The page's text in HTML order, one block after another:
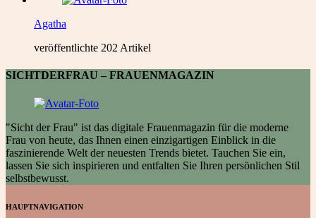
Agatha
veröffentlichte 202 Artikel
SICHTDERFRAU – FRAUENMAGAZIN
"Sicht der Frau" ist das digitale Frauenmagazin für die moderne
Frau von heute, das Ihnen einen einzigartigen Einblick in die
faszinierende Welt der neuesten Trends bietet. Tauchen Sie ein,
lassen Sie sich inspirieren und entfalten Sie Ihren persönlichen Stil
selbstbewusst.
HAUPTNAVIGATION